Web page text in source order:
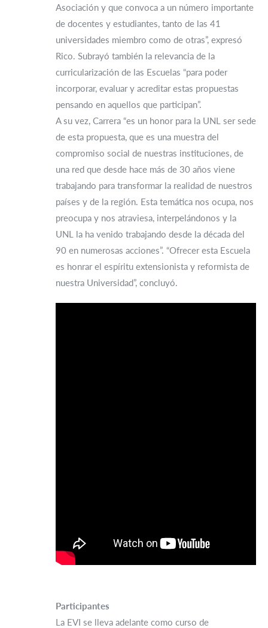
Asociación y que convoca a un número importante
de docentes y estudiantes, tanto de las 41
universidades miembro como de otras”, expresó
Rico. Subrayó también la relevancia de la
curricularización de las Escuelas “para poder
incorporar, evaluar y acreditar estas propuestas
pensando en aquellos que participan”.
A su vez, Carrera “es un honor para la UNL ser sede
de esta propuesta, que es una muestra del
compromiso social de nuestras instituciones, de
una red que desde hace más de 30 años viene
trabajando para transformar la realidad de nuestros
países y de la región. Esta temática nos ocupa, nos
preocupa y nos atraviesa, interpelándonos y la
UNL la ha venido trabajando desde la década del
90 en numerosas acciones”. “Ofrecer esta Escuela
es honrar el espíritu extensionista y reformista de
nuestra Universidad”, concluyó.
Participantes
La EVI se lleva adelante como curso de